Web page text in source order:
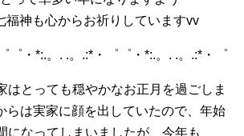
福神も心からお祈りしていますvv
゜・*:.。. .。.:*・゜゜・*:.。. .。.:*・゜
はとっても穏やかなお正月を過ごしま
らは実家に顔を出していたので、年始
になってしまいましたが、今年も